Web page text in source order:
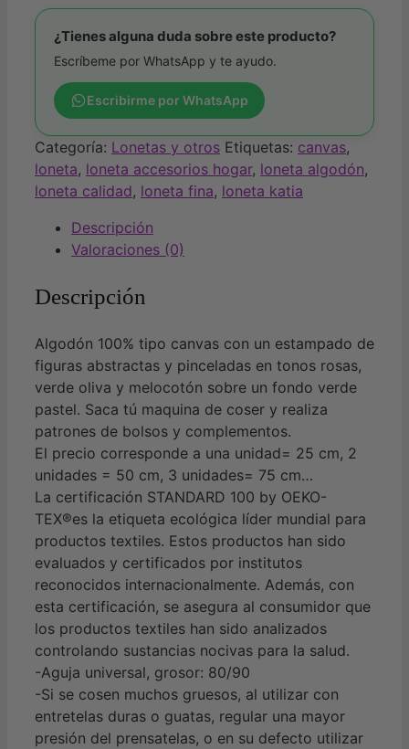
Boho
Abstract
cantidad
¿Tienes alguna duda sobre este producto?
Escríbeme por WhatsApp y te ayudo.
Escribirme por WhatsApp
Categoría: Lonetas y otros Etiquetas: canvas,
loneta, loneta accesorios hogar, loneta algodón,
loneta calidad, loneta fina, loneta katia
Descripción
Valoraciones (0)
Descripción
Algodón 100% tipo canvas con un estampado de
figuras abstractas y pinceladas en tonos rosas,
verde oliva y melocotón sobre un fondo verde
pastel. Saca tú maquina de coser y realiza
patrones de bolsos y complementos.
El precio corresponde a una unidad= 25 cm, 2
unidades = 50 cm, 3 unidades= 75 cm…
La certificación STANDARD 100 by OEKO-
TEX®es la etiqueta ecológica líder mundial para
productos textiles. Estos productos han sido
evaluados y certificados por institutos
reconocidos internacionalmente. Además, con
esta certificación, se asegura al consumidor que
los productos textiles han sido analizados
controlando sustancias nocivas para la salud.
-Aguja universal, grosor: 80/90
-Si se cosen muchos gruesos, al utilizar con
entretelas duras o guatas, regular una mayor
presión del prensatelas, o en su defecto utilizar